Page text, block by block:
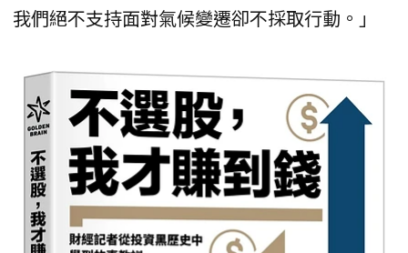
我們絕不支持面對氣候變遷卻不採取行動。」